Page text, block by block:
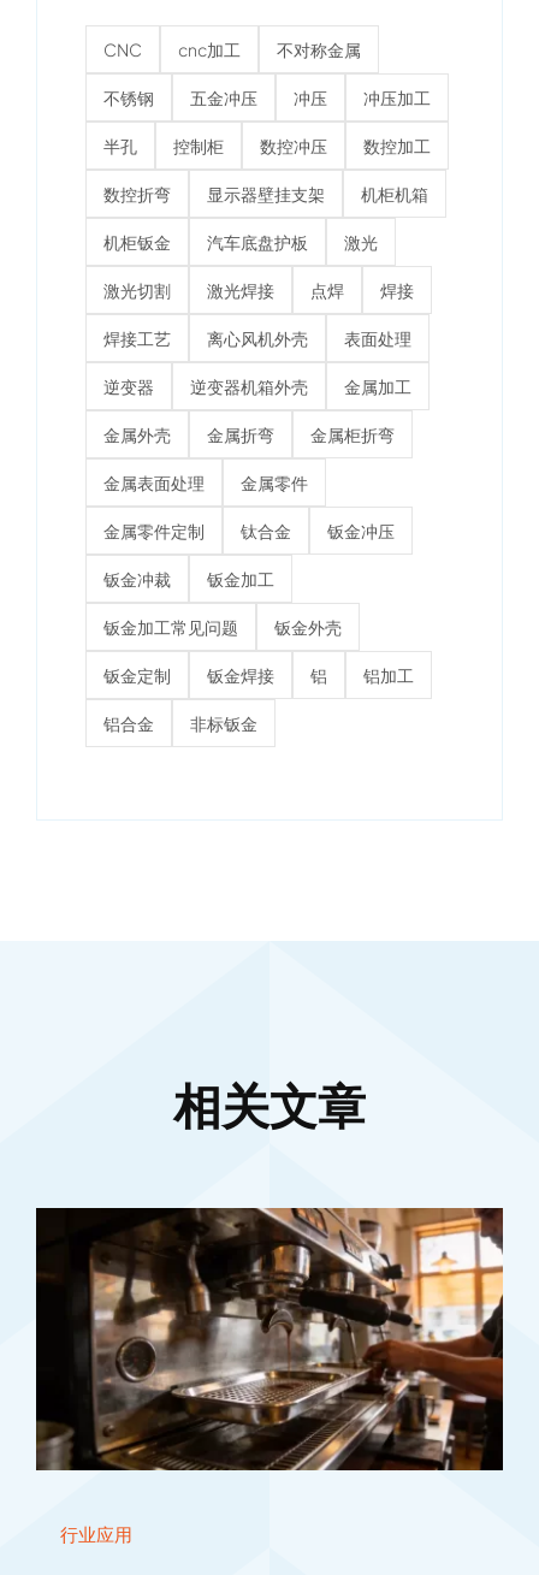
CNC cnc加工 不对称金属
不锈钢 五金冲压 冲压 冲压加工
半孔 控制柜 数控冲压 数控加工
数控折弯 显示器壁挂支架 机柜机箱
机柜钣金 汽车底盘护板 激光
激光切割 激光焊接 点焊 焊接
焊接工艺 离心风机外壳 表面处理
逆变器 逆变器机箱外壳 金属加工
金属外壳 金属折弯 金属柜折弯
金属表面处理 金属零件
金属零件定制 钛合金 钣金冲压
钣金冲裁 钣金加工
钣金加工常见问题 钣金外壳
钣金定制 钣金焊接 铝 铝加工
铝合金 非标钣金
相关文章
行业应用